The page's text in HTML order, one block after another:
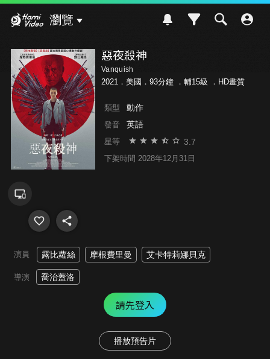
瀏覽
惡夜殺神
Vanquish
2021．美國．93分鐘 ． 輔15級 ．HD畫質
類型 動作
發音 英語
星等 3.7
下架時間 2028年12月31日
演員 露比蘿絲 摩根費里曼 艾卡特莉娜貝克
導演 喬治蓋洛
請先登入
播放預告片